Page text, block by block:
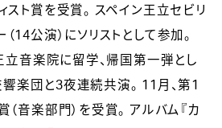
スト賞を受賞。 スペイン王立セビリ
14公演）にソリストとして参加。
音楽院に留学、帰国第一弾とし
楽団と3夜連続共演。 11月、第1
（音楽部門）を受賞。 アルバム『カ